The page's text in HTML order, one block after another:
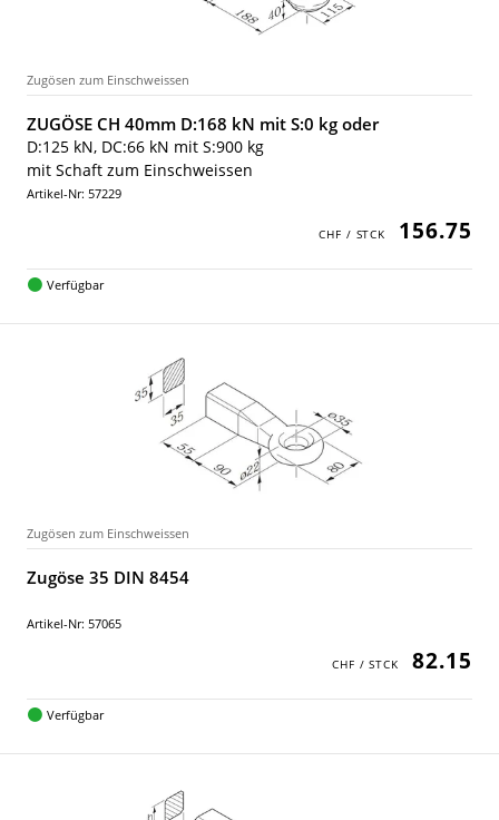
Zugösen zum Einschweissen
ZUGÖSE CH 40mm D:168 kN mit S:0 kg oder
D:125 kN, DC:66 kN mit S:900 kg
mit Schaft zum Einschweissen
Artikel-Nr: 57229
156.75
Verfügbar
Zugösen zum Einschweissen
Zugöse 35 DIN 8454
Artikel-Nr: 57065
82.15
Verfügbar